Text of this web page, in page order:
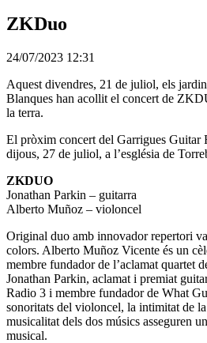
ZKDuo
24/07/2023 12:31
Aquest divendres, 21 de juliol, els
Blanques han acollit el concert de
la terra.
El pròxim concert del Garrigues Guitar
dijous, 27 de juliol, a l’església de
ZKDUO
Jonathan Parkin – guitarra
Alberto Muñoz – violoncel
Original duo amb innovador repertori
colors. Alberto Muñoz Vicente és un
membre fundador de l’aclamat quartet
Jonathan Parkin, aclamat i premiat
Radio 3 i membre fundador de What
sonoritats del violoncel, la intimitat de
musicalitat dels dos músics asseguren
musical.